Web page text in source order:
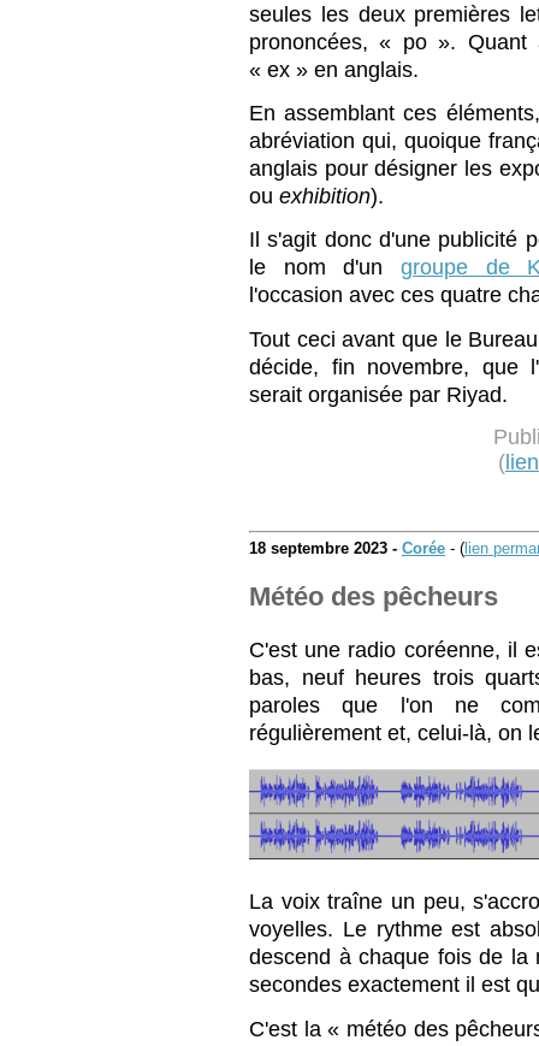
seules les deux premières
prononcées, « po ».
« ex » en anglais.
En assemblant ces
abréviation qui, quoique
anglais pour désigner les
ou exhibition).
Il s'agit donc d'une publicité
le nom d'un groupe de
l'occasion avec ces quatre
Tout ceci avant que le
décide, fin novembre, que
serait organisée par Riyad.
(
18 septembre 2023 - Corée - (lien
Météo des pêcheurs
C'est une radio coréenne, il
bas, neuf heures trois
paroles que l'on ne
régulièrement et, celui-là, on
La voix traîne un peu,
voyelles. Le rythme est
descend à chaque fois de la
secondes exactement il est
C'est la « météo des